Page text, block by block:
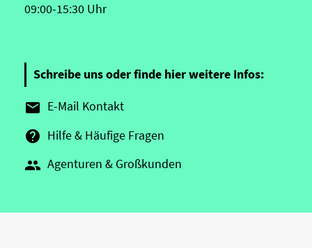
09:00-15:30 Uhr
Schreibe uns oder finde hier weitere Infos:
 E-Mail Kontakt
 Hilfe & Häufige Fragen
 Agenturen & Großkunden